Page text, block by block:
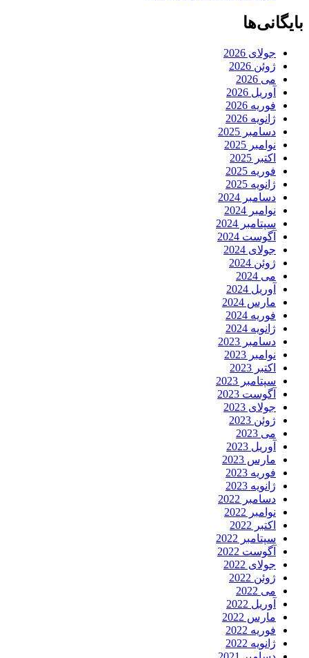
بایگانی‌ها
جولای 2026
ژوئن 2026
می 2026
آوریل 2026
فوریه 2026
ژانویه 2026
دسامبر 2025
نوامبر 2025
اکتبر 2025
فوریه 2025
ژانویه 2025
دسامبر 2024
نوامبر 2024
سپتامبر 2024
آگوست 2024
جولای 2024
ژوئن 2024
می 2024
آوریل 2024
مارس 2024
فوریه 2024
ژانویه 2024
دسامبر 2023
نوامبر 2023
اکتبر 2023
سپتامبر 2023
آگوست 2023
جولای 2023
ژوئن 2023
می 2023
آوریل 2023
مارس 2023
فوریه 2023
ژانویه 2023
دسامبر 2022
نوامبر 2022
اکتبر 2022
سپتامبر 2022
آگوست 2022
جولای 2022
ژوئن 2022
می 2022
آوریل 2022
مارس 2022
فوریه 2022
ژانویه 2022